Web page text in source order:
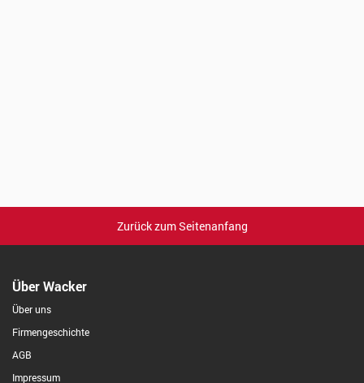
Zurück zum Seitenanfang
Über Wacker
Über uns
Firmengeschichte
AGB
Impressum